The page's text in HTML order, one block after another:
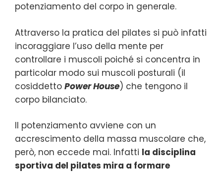
potenziamento del corpo in generale.
Attraverso la pratica del pilates si può infatti
incoraggiare l’uso della mente per
controllare i muscoli poiché si concentra in
particolar modo sui muscoli posturali (il
cosiddetto Power House) che tengono il
corpo bilanciato.
Il potenziamento avviene con un
accrescimento della massa muscolare che,
però, non eccede mai. Infatti la disciplina
sportiva del pilates mira a formare